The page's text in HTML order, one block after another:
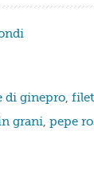
di ginepro,
grani, pepe